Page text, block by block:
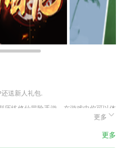
送新人礼包.
历练修仙冒险手游，在游戏中你可以体
同寻常的修真乐趣，在这个世界上轻松
中，将你的实力极致提升，自由参与
更强，更多玩法等你来体验游玩。
更多
更多